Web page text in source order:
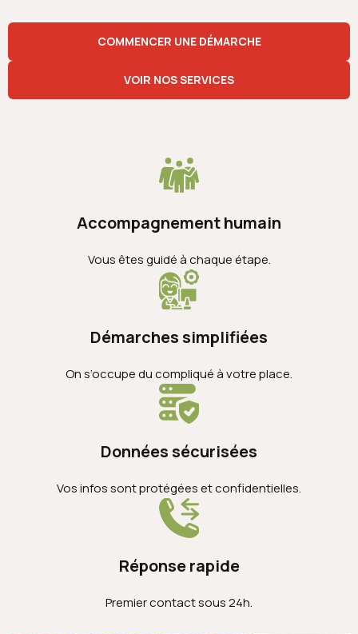
COMMENCER UNE DÉMARCHE
VOIR NOS SERVICES
Accompagnement humain
Vous êtes guidé à chaque étape.
Démarches simplifiées
On s’occupe du compliqué à votre place.
Données sécurisées
Vos infos sont protégées et confidentielles.
Réponse rapide
Premier contact sous 24h.